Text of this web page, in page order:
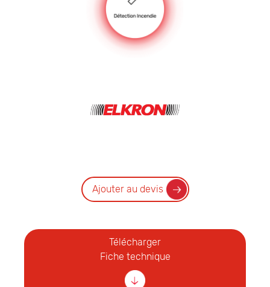
Ajouter au devis
Télécharger
Fiche technique